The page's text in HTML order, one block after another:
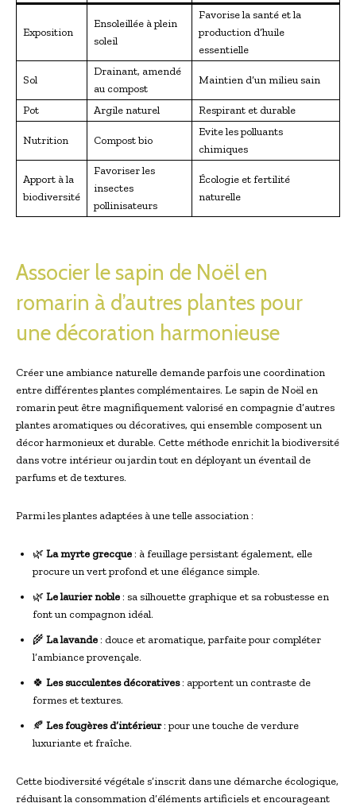
Exposition
Ensoleillée à plein
soleil
Favorise la santé et la
production d’huile
essentielle
Sol
Drainant, amendé
au compost
Maintien d’un milieu sain
Pot Argile naturel Respirant et durable
Nutrition Compost bio
Evite les polluants
chimiques
Apport à la
biodiversité
Favoriser les
insectes
pollinisateurs
Écologie et fertilité
naturelle
Associer le sapin de Noël en
romarin à d’autres plantes pour
une décoration harmonieuse
Créer une ambiance naturelle demande parfois une coordination
entre différentes plantes complémentaires. Le sapin de Noël en
romarin peut être magnifiquement valorisé en compagnie d’autres
plantes aromatiques ou décoratives, qui ensemble composent un
décor harmonieux et durable. Cette méthode enrichit la biodiversité
dans votre intérieur ou jardin tout en déployant un éventail de
parfums et de textures.
Parmi les plantes adaptées à une telle association :
🌿 La myrte grecque: à feuillage persistant également, elle
procure un vert profond et une élégance simple.
🌿 Le laurier noble: sa silhouette graphique et sa robustesse en
font un compagnon idéal.
🌾 La lavande: douce et aromatique, parfaite pour compléter
l’ambiance provençale.
🍀 Les succulentes décoratives: apportent un contraste de
formes et textures.
🍂 Les fougères d’intérieur: pour une touche de verdure
luxuriante et fraîche.
Cette biodiversité végétale s’inscrit dans une démarche écologique,
réduisant la consommation d’éléments artificiels et encourageant